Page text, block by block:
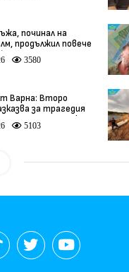
починал на
продължил повече
3580
Варна: Второ
за трагедия
при същия лекар
5103